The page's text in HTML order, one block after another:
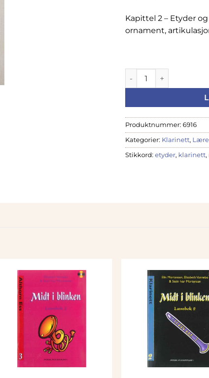
Kapittel 2 – Etyder
ornament,
Ulrik Lundström;
Produktnummer: 6916
Kategorier: Klarinett,
Stikkord: etyder, klarinett,